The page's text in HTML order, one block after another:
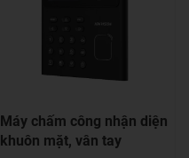
Máy chấm công nhận diện
khuôn mặt, vân tay